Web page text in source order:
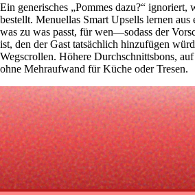
Ein generisches „Pommes dazu?“ ignoriert,
bestellt. Menuellas Smart Upsells lernen
was zu was passt, für wen—sodass der
ist, den der Gast tatsächlich hinzufügen
Wegscrollen. Höhere Durchschnittsbons,
ohne Mehraufwand für Küche oder Tresen.